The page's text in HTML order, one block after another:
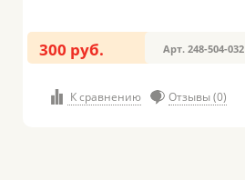
300 руб. Арт. 248-504-032
К сравнению Отзывы (0)